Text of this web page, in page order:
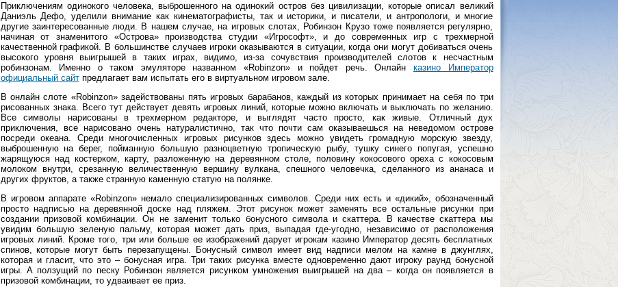
Приключениям одинокого человека, выброшенного на одинокий остров без цивилизации, которые описал великий
Даниэль Дефо, уделили внимание как кинематографисты, так и историки, и писатели, и антропологи, и многие
другие заинтересованные люди. В нашем случае, на игровых слотах, Робинзон Крузо тоже появляется регулярно,
начиная от знаменитого «Острова» производства студии «Игрософт», и до современных игр с трехмерной
качественной графикой. В большинстве случаев игроки оказываются в ситуации, когда они могут добиваться очень
высокого уровня выигрышей в таких играх, видимо, из-за сочувствия производителей слотов к несчастным
робинзонам. Именно о таком эмуляторе названном «Robinzon» и пойдет речь. Онлайн казино Император
официальный сайтпредлагает вам испытать его в виртуальном игровом зале.
В онлайн слоте «Robinzon» задействованы пять игровых барабанов, каждый из которых принимает на себя по три
рисованных знака. Всего тут действует девять игровых линий, которые можно включать и выключать по желанию.
Все символы нарисованы в трехмерном редакторе, и выглядят часто просто, как живые. Отличный дух
приключения, все нарисовано очень натуралистично, так что почти сам оказываешься на неведомом острове
посреди океана. Среди многочисленных игровых рисунков здесь можно увидеть громадную морскую звезду,
выброшенную на берег, пойманную большую разноцветную тропическую рыбу, тушку синего попугая, успешно
жарящуюся над костерком, карту, разложенную на деревянном столе, половину кокосового ореха с кокосовым
молоком внутри, срезанную величественную вершину вулкана, спешного человечка, сделанного из ананаса и
других фруктов, а также странную каменную статую на полянке.
В игровом аппарате «Robinzon» немало специализированных символов. Среди них есть и «дикий», обозначенный
просто надписью на деревянной доске над пляжем. Этот рисунок может заменять все остальные рисунки при
создании призовой комбинации. Он не заменит только бонусного символа и скаттера. В качестве скаттера мы
увидим большую зеленую пальму, которая может дать приз, выпадая где-угодно, независимо от расположения
игровых линий. Кроме того, три или больше ее изображений дарует игрокам казино Император десять бесплатных
спинов, которые могут быть перезапущены. Бонусный символ имеет вид надписи мелом на камне в джунглях,
которая и гласит, что это – бонусная игра. Три таких рисунка вместе одновременно дают игроку раунд бонусной
игры. А ползущий по песку Робинзон является рисунком умножения выигрышей на два – когда он появляется в
призовой комбинации, то удваивает ее приз.